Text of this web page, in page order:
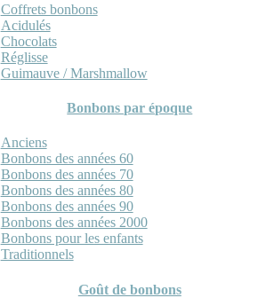
Coffrets bonbons
Acidulés
Chocolats
Réglisse
Guimauve / Marshmallow
Bonbons par époque
Anciens
Bonbons des années 60
Bonbons des années 70
Bonbons des années 80
Bonbons des années 90
Bonbons des années 2000
Bonbons pour les enfants
Traditionnels
Goût de bonbons